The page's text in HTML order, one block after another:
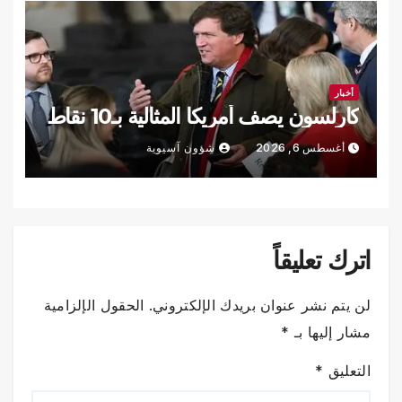
أخبار
كارلسون يصف أمريكا المثالية بـ10 نقاط
أغسطس 6, 2026 شؤون آسيوية
اترك تعليقاً
لن يتم نشر عنوان بريدك الإلكتروني. الحقول الإلزامية
مشار إليها بـ *
التعليق *